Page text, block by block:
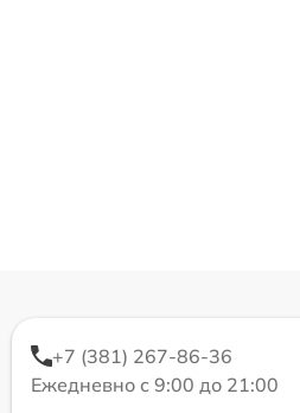
+7 (381) 267-86-36
Ежедневно с 9:00 до 21:00